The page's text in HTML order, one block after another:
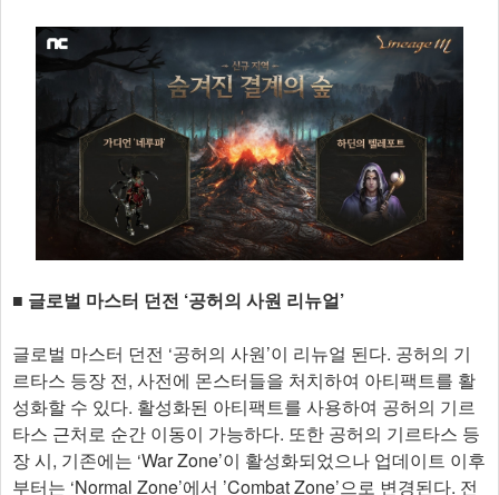
​■ ​글로벌 마스터 던전 ‘공허의 사원 리뉴얼’
글로벌 마스터 던전 ‘공허의 사원’이 리뉴얼 된다. 공허의 기
르타스 등장 전, 사전에 몬스터들을 처치하여 아티팩트를 활
성화할 수 있다. 활성화된 아티팩트를 사용하여 공허의 기르
타스 근처로 순간 이동이 가능하다. 또한 공허의 기르타스 등
장 시, 기존에는 ‘War Zone’이 활성화되었으나 업데이트 이후
부터는 ‘Normal Zone’에서 ’Combat Zone’으로 변경된다. 전